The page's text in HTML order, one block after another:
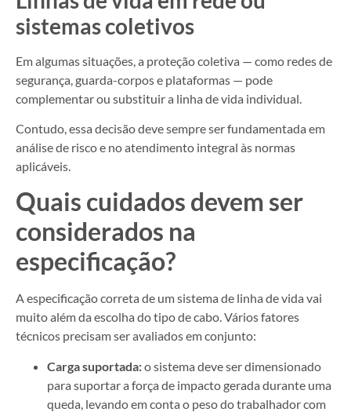
sistemas coletivos
Em algumas situações, a proteção coletiva — como redes de
segurança, guarda-corpos e plataformas — pode
complementar ou substituir a linha de vida individual.
Contudo, essa decisão deve sempre ser fundamentada em
análise de risco e no atendimento integral às normas
aplicáveis.
Quais cuidados devem ser
considerados na
especificação?
A especificação correta de um sistema de linha de vida vai
muito além da escolha do tipo de cabo. Vários fatores
técnicos precisam ser avaliados em conjunto:
Carga suportada:o sistema deve ser dimensionado
para suportar a força de impacto gerada durante uma
queda, levando em conta o peso do trabalhador com